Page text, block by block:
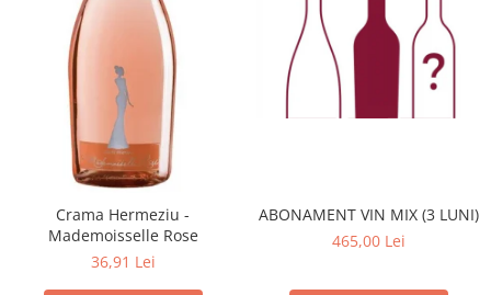
Crama Hermeziu -
Mademoisselle Rose
36,91 Lei
ABONAMENT VIN MIX (3 LUNI)
465,00 Lei